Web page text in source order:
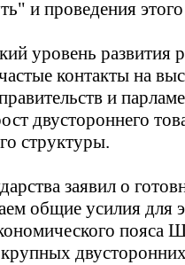
и проведения
уровень развития
контакты на
и
двустороннего
структуры.
заявил о
общие усилия для
пояса